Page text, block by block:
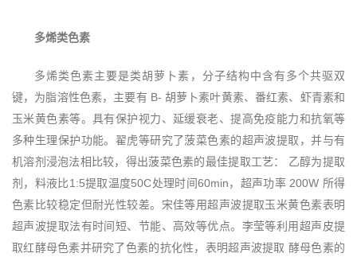
多烯类色素
多烯类色素主要是类胡萝卜素，分子结构中含有多个共驱双
键，为脂溶性色素，主要有 B- 胡萝卜素叶黄素、番红素、虾青素和
玉米黄色素等。具有保护视力、延缓衰老、提高免疫能力和抗氧等
多种生理保护功能。翟虎等研究了菠菜色素的超声波提取，并与有
机溶剂浸泡法相比较，得出菠菜色素的最佳提取工艺： 乙醇为提取
剂，料液比1:5提取温度50C处理时间60min，超声功率 200W 所得
色素比较稳定但耐光性较差。宋佳等用超声波提取玉米黄色素表明
超声波提取法有时间短、节能、高效等优点。李莹等利用超声皮提
取红酵母色素并研究了色素的抗化性，表明超声波提取 酵母色素的